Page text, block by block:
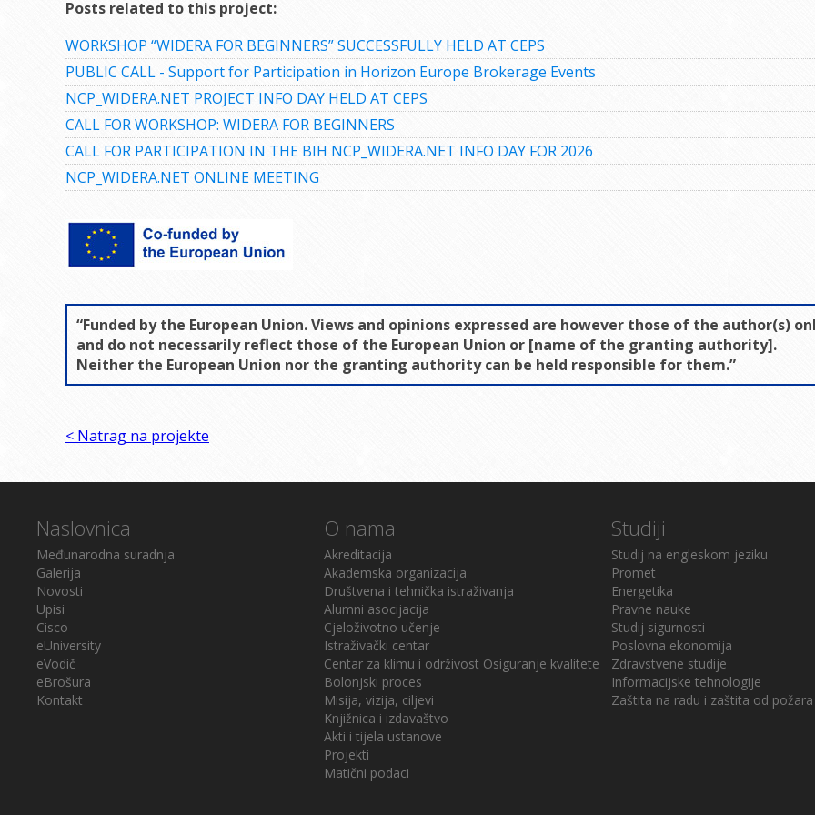
Posts related to this project:
WORKSHOP “WIDERA FOR BEGINNERS” SUCCESSFULLY HELD AT CEPS
PUBLIC CALL - Support for Participation in Horizon Europe Brokerage Events
NCP_WIDERA.NET PROJECT INFO DAY HELD AT CEPS
CALL FOR WORKSHOP: WIDERA FOR BEGINNERS
CALL FOR PARTICIPATION IN THE BIH NCP_WIDERA.NET INFO DAY FOR 2026
NCP_WIDERA.NET ONLINE MEETING
“Funded by the European Union. Views and opinions expressed are however those of the author(s)
and do not necessarily reflect those of the European Union or [name of the granting authority].
Neither the European Union nor the granting authority can be held responsible for them.”
< Natrag na projekte
Naslovnica
Međunarodna suradnja
Galerija
Novosti
Upisi
Cisco
eUniversity
eVodič
eBrošura
Kontakt
O nama
Akreditacija
Akademska organizacija
Društvena i tehnička istraživanja
Alumni asocijacija
Cjeloživotno učenje
Istraživački centar
Centar za klimu i održivost Osiguranje kvalitete
Bolonjski proces
Misija, vizija, ciljevi
Knjižnica i izdavaštvo
Akti i tijela ustanove
Projekti
Matični podaci
Studiji
Studij na engleskom jeziku
Promet
Energetika
Pravne nauke
Studij sigurnosti
Poslovna ekonomija
Zdravstvene studije
Informacijske tehnologije
Zaštita na radu i zaštita od požara